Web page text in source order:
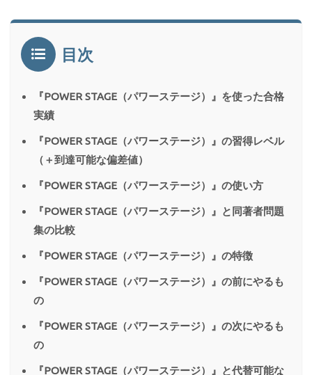
目次
『POWER STAGE（パワーステージ）』を使った合格
実績
『POWER STAGE（パワーステージ）』の習得レベル
（＋到達可能な偏差値）
『POWER STAGE（パワーステージ）』の使い方
『POWER STAGE（パワーステージ）』と同著者問題
集の比較
『POWER STAGE（パワーステージ）』の特徴
『POWER STAGE（パワーステージ）』の前にやるも
の
『POWER STAGE（パワーステージ）』の次にやるも
の
『POWER STAGE（パワーステージ）』と代替可能な